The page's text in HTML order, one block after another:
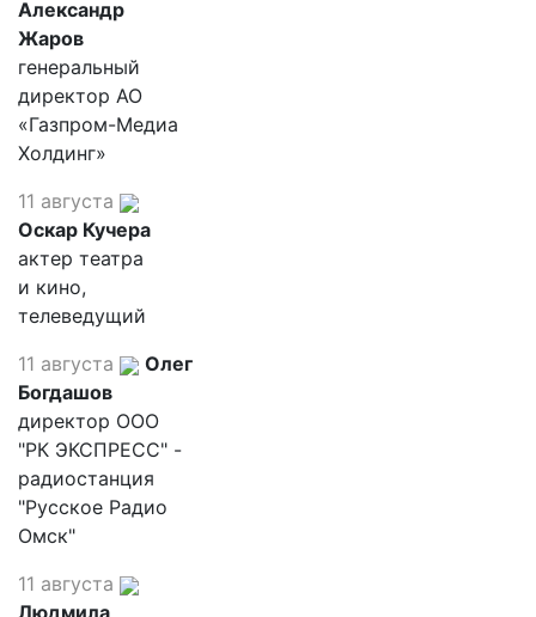
Александр
Жаров
генеральный
директор АО
«Газпром-Медиа
Холдинг»
11 августа
Оскар Кучера
актер театра
и кино,
телеведущий
11 августа
Олег
Богдашов
директор ООО
"РК ЭКСПРЕСС" -
радиостанция
"Русское Радио
Омск"
11 августа
Людмила